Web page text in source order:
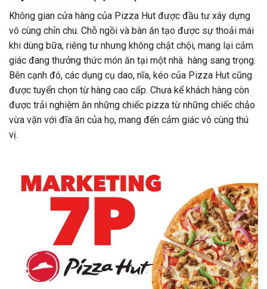
Không gian cửa hàng của Pizza Hut được đầu tư xây dựng
vô cùng chỉn chu. Chỗ ngồi và bàn ăn tạo được sự thoải mái
khi dùng bữa, riêng tư nhưng không chật chội, mang lại cảm
giác đang thưởng thức món ăn tại một nhà hàng sang trọng.
Bên cạnh đó, các dụng cụ dao, nĩa, kéo của Pizza Hut cũng
được tuyển chọn từ hàng cao cấp. Chưa kể khách hàng còn
được trải nghiệm ăn những chiếc pizza từ những chiếc chảo
vừa vặn với đĩa ăn của họ, mang đến cảm giác vô cùng thú
vị.